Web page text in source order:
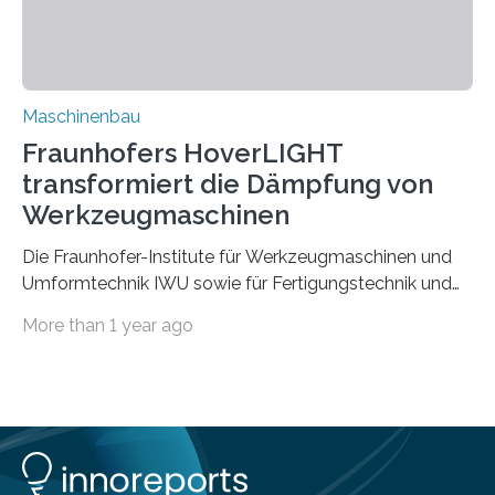
Maschinenbau
Fraunhofers HoverLIGHT
transformiert die Dämpfung von
Werkzeugmaschinen
Die Fraunhofer-Institute für Werkzeugmaschinen und
Umformtechnik IWU sowie für Fertigungstechnik und
Durchbruch in der Materialforschung erzielt: Der
partikelgefüllten Hohlkugeln erreicht HoverLIGHT einen
bisher unerreichten Eigenschaftsmix aus Leichtigkeit,
More than 1 year ago